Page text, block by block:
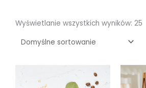
Wyświetlanie wszystkich wyników: 25